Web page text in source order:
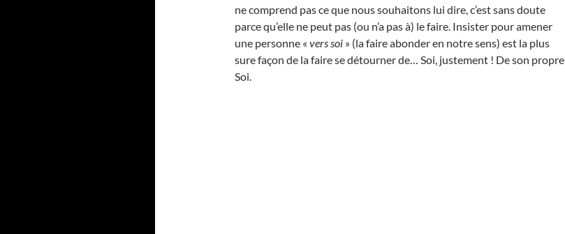
ne comprend pas ce que nous souhaitons lui dire, c’est sans doute
parce qu’elle ne peut pas (ou n’a pas à) le faire. Insister pour amener
une personne « vers soi » (la faire abonder en notre sens) est la plus
sure façon de la faire se détourner de… Soi, justement ! De son propre
Soi.